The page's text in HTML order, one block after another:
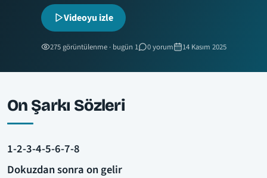
Videoyu izle
275 görüntülenme · bugün 1 0 yorum 14 Kasım 2025
On Şarkı Sözleri
1-2-3-4-5-6-7-8
Dokuzdan sonra on gelir